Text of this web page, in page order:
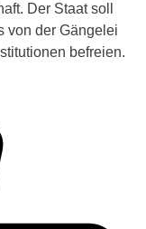
Der Staat soll
von der Gängelei
befreien.